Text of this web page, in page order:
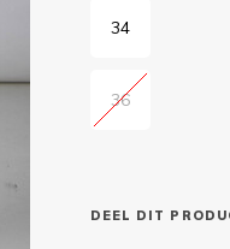
34
36
DEEL DIT